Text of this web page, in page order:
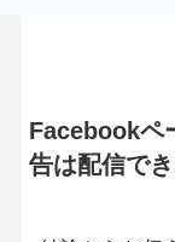
Facebookペ
告は配信で